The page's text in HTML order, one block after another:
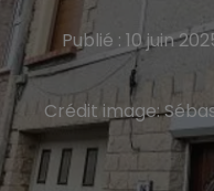
Publié : 10 juin
Crédit image: